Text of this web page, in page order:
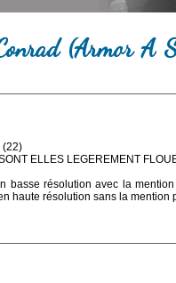
(Armor A
(22)
ELLES LEGEREMENT
basse résolution avec la
haute résolution sans la mention